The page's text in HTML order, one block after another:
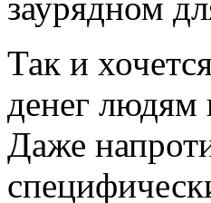
заурядном
Так и
денег людям
Даже